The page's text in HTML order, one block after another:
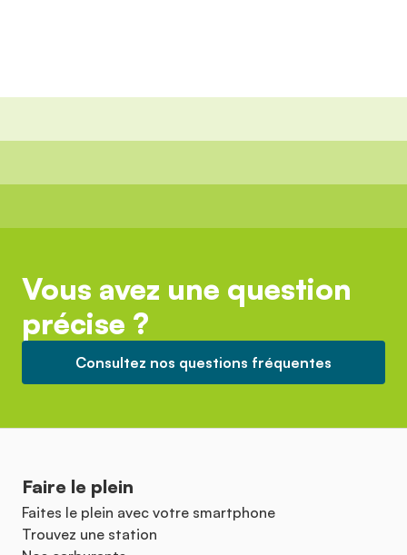
Vous avez une question
précise ?
Consultez nos questions fréquentes
Faire le plein
Faites le plein avec votre smartphone
Trouvez une station